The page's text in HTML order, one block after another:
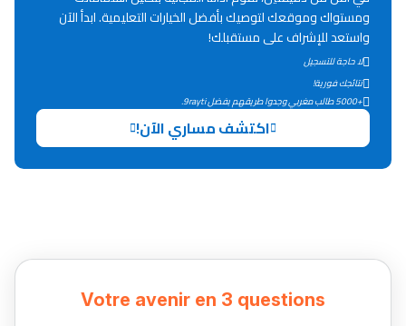
دليل التوجيه
التوجيه بالثانوي و الإعدادي
ومستواك وموقعك لتوصيك بأفضل الخيارات التعليمية. ابدأ الآن
واستعد للإشراف على مستقبلك!
لا حاجة للتسجيل
نتائجك فورية!
+5000 طالب مغربي وجدوا طريقهم بفضل 9rayti.
اكتشف مساري الآن!
Votre avenir en 3 questions